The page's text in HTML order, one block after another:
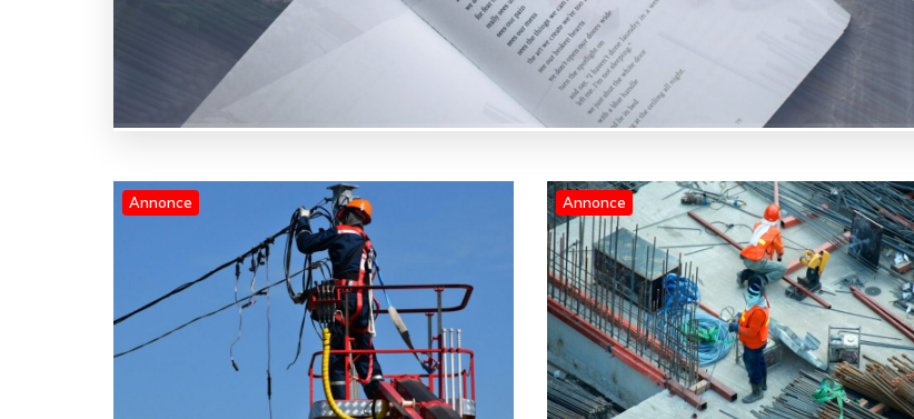
Annonce Annonce